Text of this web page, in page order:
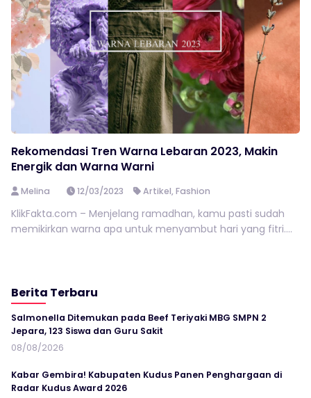
Rekomendasi Tren Warna Lebaran 2023, Makin
Energik dan Warna Warni
Melina 12/03/2023 Artikel,Fashion
KlikFakta.com – Menjelang ramadhan, kamu pasti sudah
memikirkan warna apa untuk menyambut hari yang fitri....
Berita Terbaru
Salmonella Ditemukan pada Beef Teriyaki MBG SMPN 2
Jepara, 123 Siswa dan Guru Sakit
08/08/2026
Kabar Gembira! Kabupaten Kudus Panen Penghargaan di
Radar Kudus Award 2026